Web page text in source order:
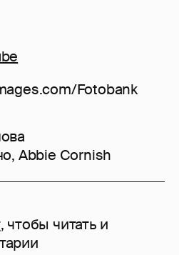
Fotobank
, Abbie Cornish
, чтобы читать и